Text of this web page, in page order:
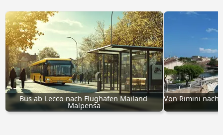
Bus ab Lecco nach Flughafen Mailand
Malpensa
Von Rimini nach